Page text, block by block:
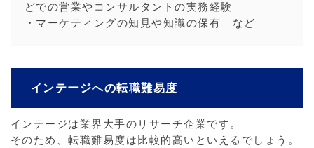
どでの営業やコンサルタントの実務経験
・マーケティングの知見や知識の保有 など
インテージへの転職難易度
インテージは業界大手のリサーチ企業です。
そのため、転職難易度は比較的高いといえるでしょう。